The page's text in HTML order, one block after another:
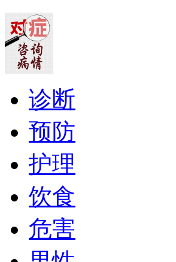
诊断
预防
护理
饮食
危害